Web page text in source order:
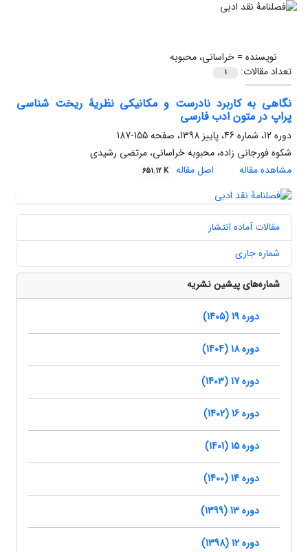
نویسنده =خراسانی، محبوبه
تعداد مقالات:
1
نگاهی به کاربرد نادرست و مکانیکی نظریۀ ریخت شناسی
پراپ در متون ادب فارسی
دوره 12، شماره 46، پاییز 1398، صفحه
155-187
شکوه فورجانی زاده، محبوبه خراسانی، مرتضی رشیدی
مشاهده مقاله
اصل مقاله 651.12 K
مقالات آماده انتشار
شماره جاری
شماره‌های پیشین نشریه
دوره 19 (1405)
دوره 18 (1404)
دوره 17 (1403)
دوره 16 (1402)
دوره 15 (1401)
دوره 14 (1400)
دوره 13 (1399)
دوره 12 (1398)